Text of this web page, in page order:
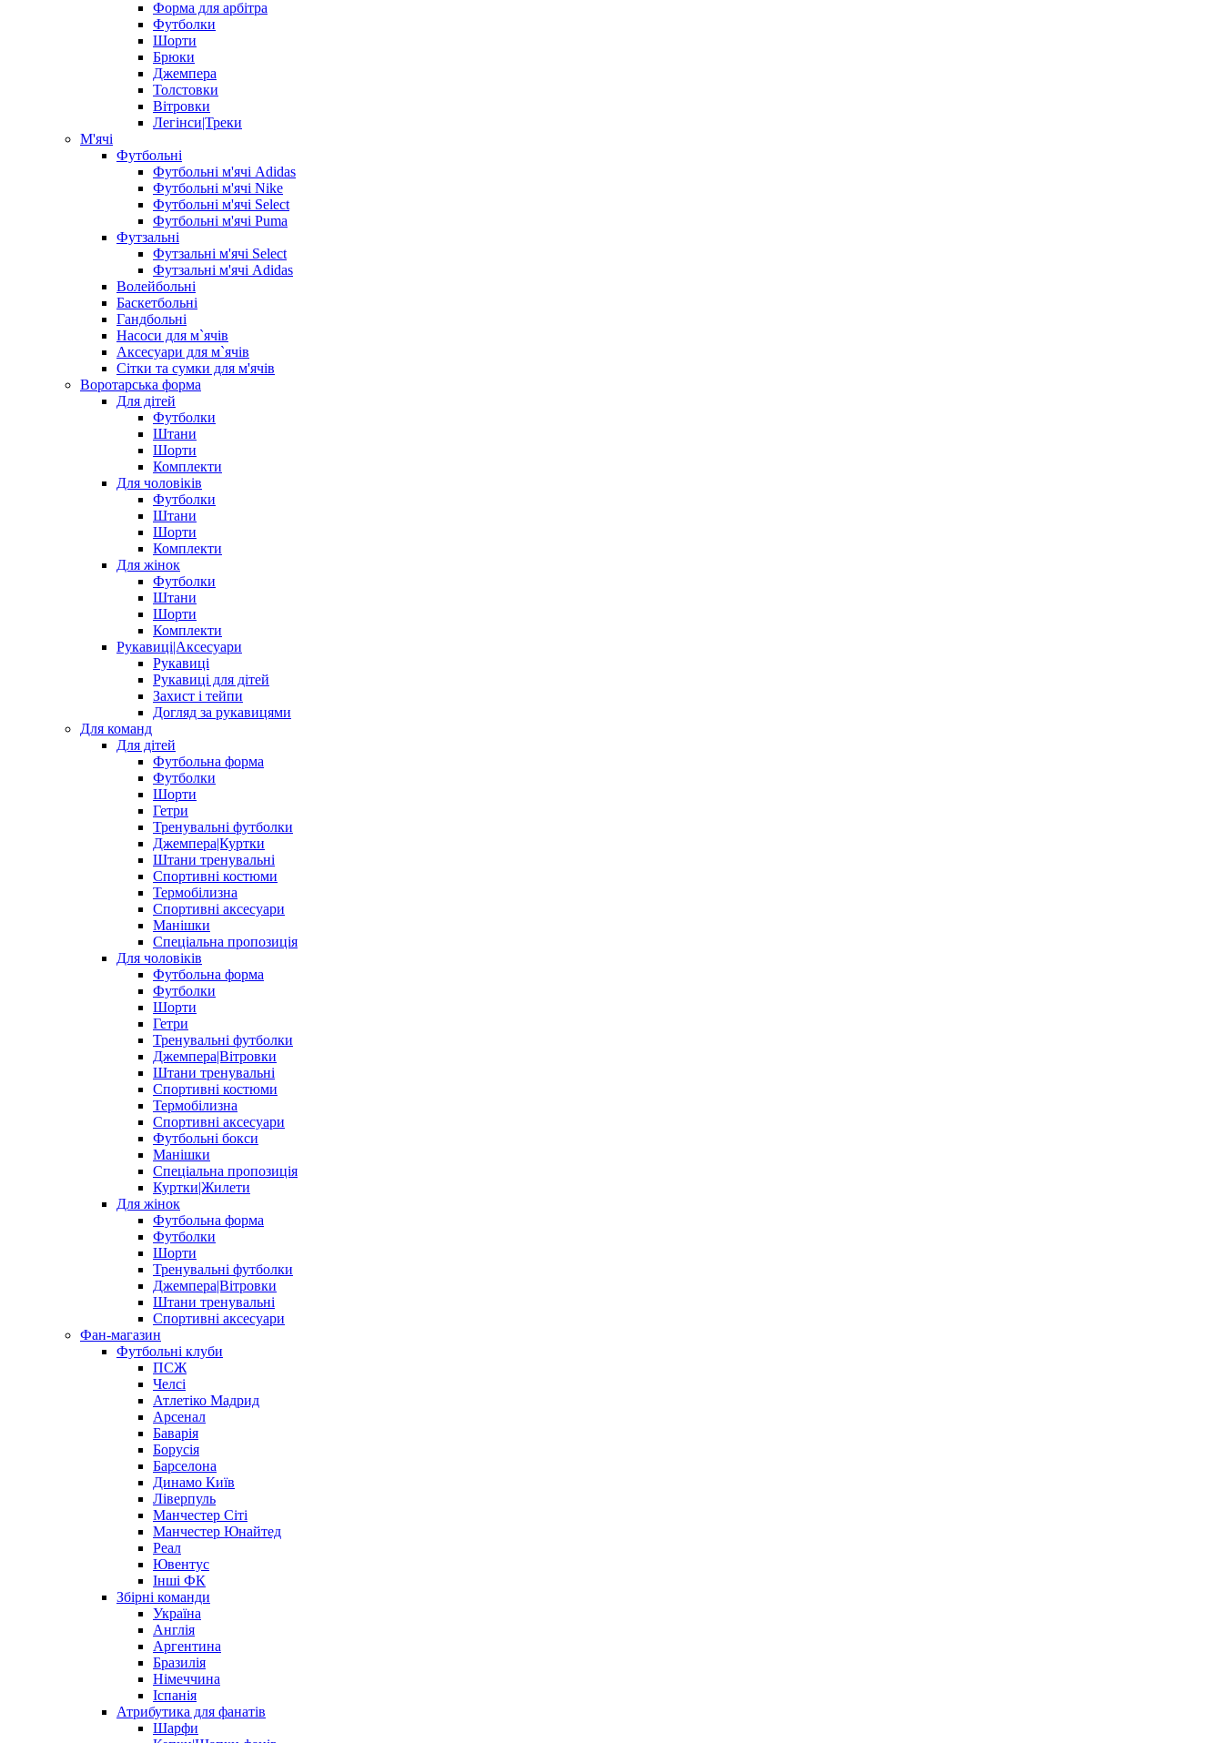
Форма для арбітра
Футболки
Шорти
Брюки
Джемпера
Толстовки
Вітровки
Легінси|Треки
М'ячі
Футбольні
Футбольні м'ячі Adidas
Футбольні м'ячі Nike
Футбольні м'ячі Select
Футбольні м'ячі Puma
Футзальні
Футзальні м'ячі Select
Футзальні м'ячі Adidas
Волейбольні
Баскетбольні
Гандбольні
Насоси для м`ячів
Аксесуари для м`ячів
Сітки та сумки для м'ячів
Воротарська форма
Для дітей
Футболки
Штани
Шорти
Комплекти
Для чоловіків
Футболки
Штани
Шорти
Комплекти
Для жінок
Футболки
Штани
Шорти
Комплекти
Рукавиці|Аксесуари
Рукавиці
Рукавиці для дітей
Захист і тейпи
Догляд за рукавицями
Для команд
Для дітей
Футбольна форма
Футболки
Шорти
Гетри
Тренувальні футболки
Джемпера|Куртки
Штани тренувальні
Спортивні костюми
Термобілизна
Спортивні аксесуари
Манішки
Спеціальна пропозиція
Для чоловіків
Футбольна форма
Футболки
Шорти
Гетри
Тренувальні футболки
Джемпера|Вітровки
Штани тренувальні
Спортивні костюми
Термобілизна
Спортивні аксесуари
Футбольні бокси
Манішки
Спеціальна пропозиція
Куртки|Жилети
Для жінок
Футбольна форма
Футболки
Шорти
Тренувальні футболки
Джемпера|Вітровки
Штани тренувальні
Спортивні аксесуари
Фан-магазин
Футбольні клуби
ПСЖ
Челсі
Атлетіко Мадрид
Арсенал
Баварія
Борусія
Барселона
Динамо Київ
Ліверпуль
Манчестер Сіті
Манчестер Юнайтед
Реал
Ювентус
Інші ФК
Збірні команди
Україна
Англія
Аргентина
Бразилія
Німеччина
Іспанія
Атрибутика для фанатів
Шарфи